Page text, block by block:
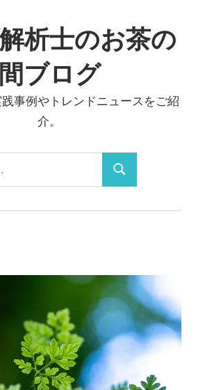
析士のお茶の
間ブログ
事例やトレンドニュースをご紹
介。
検